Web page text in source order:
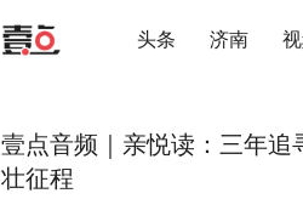
头条 济南
壹点音频｜亲悦读：三年
壮征程